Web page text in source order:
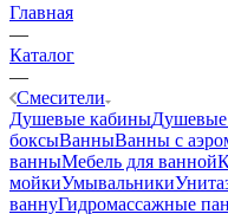
Главная
—
Каталог
—
Смесители
Душевые кабины
боксыВанныВанны с
ванныМебель для ванной
мойкиУмывальники
ваннуГидромассажные